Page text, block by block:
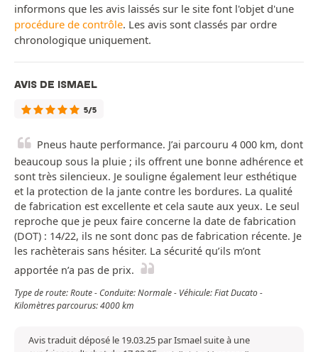
informons que les avis laissés sur le site font l'objet d'une
procédure de contrôle. Les avis sont classés par ordre
chronologique uniquement.
AVIS DE ISMAEL
5/5
Pneus haute performance. J’ai parcouru 4 000 km, dont
beaucoup sous la pluie ; ils offrent une bonne adhérence et
sont très silencieux. Je souligne également leur esthétique
et la protection de la jante contre les bordures. La qualité
de fabrication est excellente et cela saute aux yeux. Le seul
reproche que je peux faire concerne la date de fabrication
(DOT) : 14/22, ils ne sont donc pas de fabrication récente. Je
les rachèterais sans hésiter. La sécurité qu’ils m’ont
apportée n’a pas de prix.
Type de route: Route - Conduite: Normale - Véhicule: Fiat Ducato -
Kilomètres parcourus: 4000 km
Avis traduit déposé le 19.03.25 par Ismael suite à une